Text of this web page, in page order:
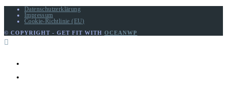
Datenschutzerklärung
Impressum
Cookie-Richtlinie (EU)
© COPYRIGHT - GET FIT WITH OCEANWP